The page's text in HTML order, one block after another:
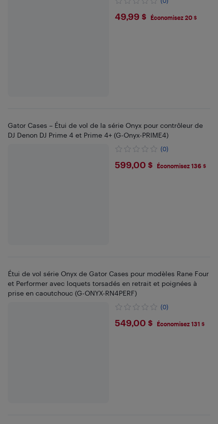
$49.99
49,99 $ Économisez 20 $
Gator Cases – Étui de vol de la série Onyx pour contrôleur de
DJ Denon DJ Prime 4 et Prime 4+ (G-Onyx-PRIME4)
(0)
$599
599,00 $ Économisez 136 $
Étui de vol série Onyx de Gator Cases pour modèles Rane Four
et Performer avec loquets torsadés en retrait et poignées à
prise en caoutchouc (G-ONYX-RN4PERF)
(0)
$549
549,00 $ Économisez 131 $